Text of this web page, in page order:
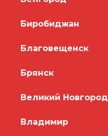
Биробиджан
Благовещенск
Брянск
Великий Новгород
Владимир